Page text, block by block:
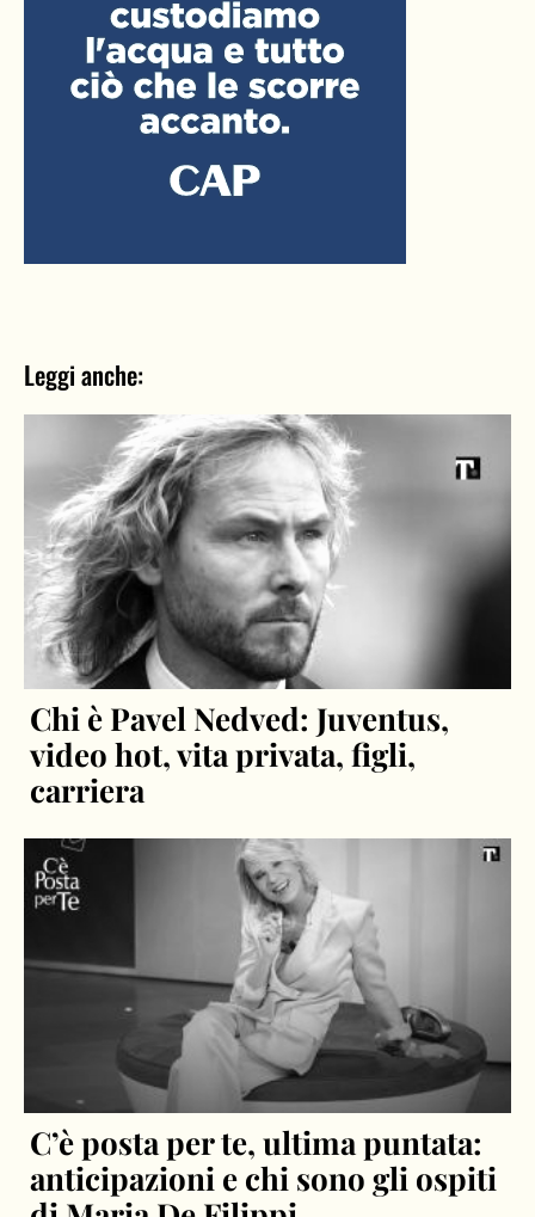
Leggi anche:
Chi è Pavel Nedved: Juventus,
video hot, vita privata, figli,
carriera
C’è posta per te, ultima puntata:
anticipazioni e chi sono gli ospiti